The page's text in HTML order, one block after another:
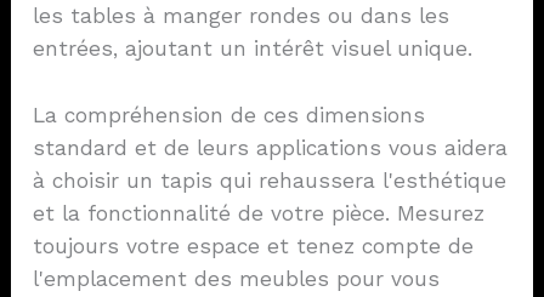
les tables à manger rondes ou dans les
entrées, ajoutant un intérêt visuel unique.
La compréhension de ces dimensions
standard et de leurs applications vous aidera
à choisir un tapis qui rehaussera l'esthétique
et la fonctionnalité de votre pièce. Mesurez
toujours votre espace et tenez compte de
l'emplacement des meubles pour vous